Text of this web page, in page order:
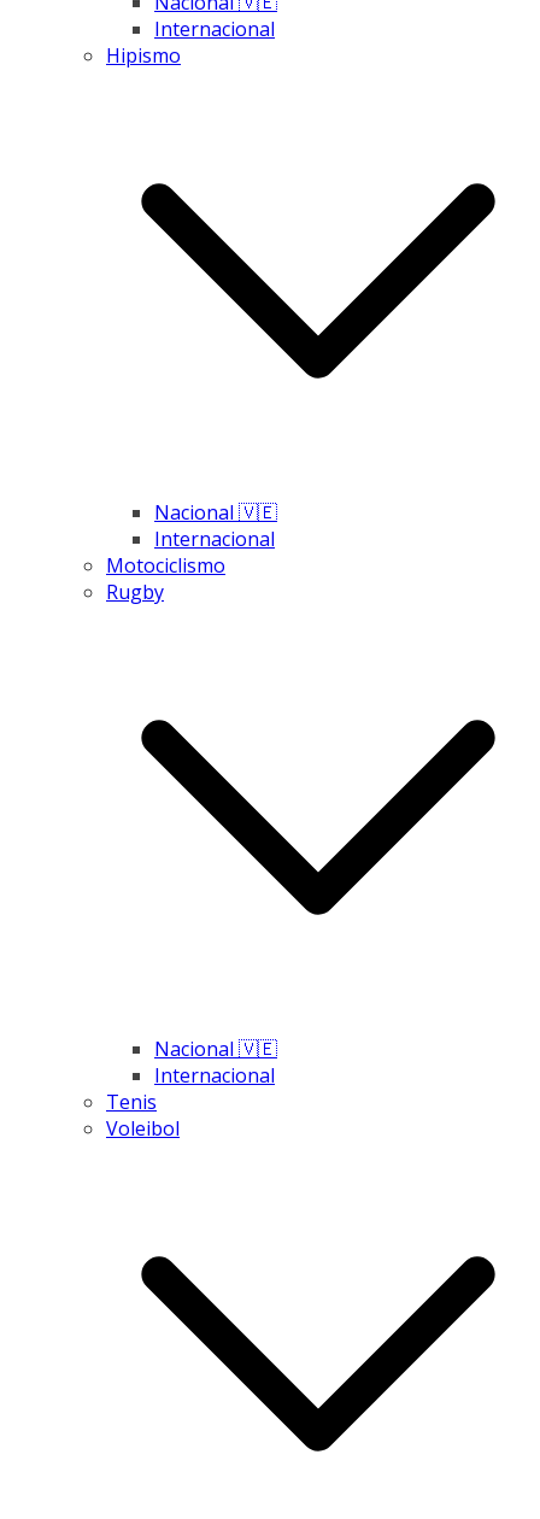
Internacional
Hipismo
Nacional 🇻🇪
Internacional
Motociclismo
Rugby
Nacional 🇻🇪
Internacional
Tenis
Voleibol